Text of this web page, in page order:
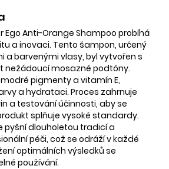
Ego Anti-Orange Shampoo probíhá
a inovaci. Tento šampon, určený
a barvenými vlasy, byl vytvořen s
nežádoucí mosazné podtóny.
modré pigmenty a vitamín E,
a hydrataci. Proces zahrnuje
a testování účinnosti, aby se
splňuje vysoké standardy.
pyšní dlouholetou tradicí a
péči, což se odráží v každé
optimálních výsledků se
používání.